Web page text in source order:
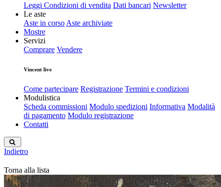
Leggi Condizioni di vendita Dati bancari Newsletter
Le aste
Aste in corso Aste archiviate
Mostre
Servizi
Comprare Vendere
Vincent live
Come partecipare Registrazione Termini e condizioni
Modulistica
Scheda commissioni Modulo spedizioni Informativa Modalità
di pagamento Modulo registrazione
Contatti
Indietro
Torna alla lista